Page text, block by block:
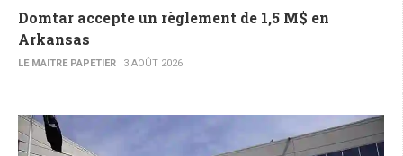
Domtar accepte un règlement de 1,5 M$ en
Arkansas
LE MAITRE PAPETIER 3 AOÛT 2026